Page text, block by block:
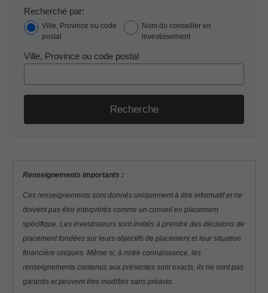
Recherché par:
Ville, Province ou code
postal
Nom du conseiller en
investissement
Ville, Province ou code postal
Recherche
Renseignements importants :
Ces renseignements sont donnés uniquement à titre informatif et ne
doivent pas être interprétés comme un conseil en placement
spécifique. Les investisseurs sont invités à prendre des décisions de
placement fondées sur leurs objectifs de placement et leur situation
financière uniques. Même si, à notre connaissance, les
renseignements contenus aux présentes sont exacts, ils ne sont pas
garantis et peuvent être modifiés sans préavis.